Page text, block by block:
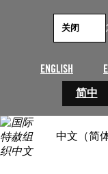
ENGLISH
简中
关闭
中文（简体